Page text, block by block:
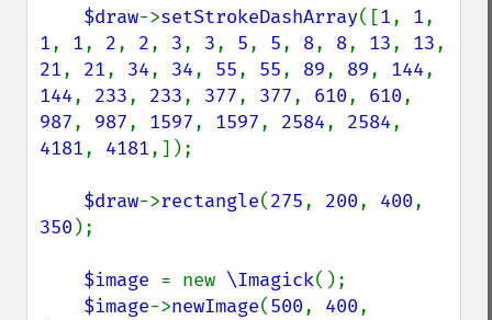
$draw->setStrokeDashArray([1, 1
1, 1, 2, 2, 3, 3, 5, 5, 8, 8, 13, 13
21, 21, 34, 34, 55, 55, 89, 89, 144
144, 233, 233, 377, 377, 610, 610
987, 987, 1597, 1597, 2584, 2584
4181, 4181,]);
$draw->rectangle(275, 200, 400
350 );
$image = new \Imagick();
$image->newImage(500, 400